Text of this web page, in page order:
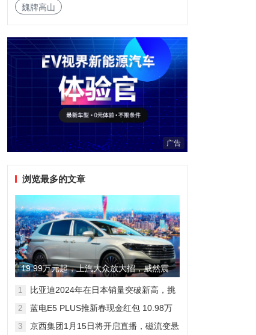
魏牌高山
广告
浏览最多的文章
19.99万元起，上汽大众放大招，威然震
撼全场
1
比亚迪2024年在日本销量突破新高，挑
2
蓝电E5 PLUS推新春现金红包 10.98万
3
京西集团1月15日将开启直播，磁流变悬